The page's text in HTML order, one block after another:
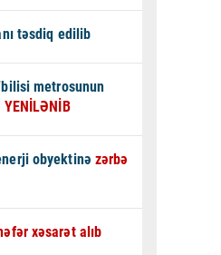
təsdiq edilib
metrosunun
YENİLƏNİB
obyektinə zərbə
xəsarət alıb